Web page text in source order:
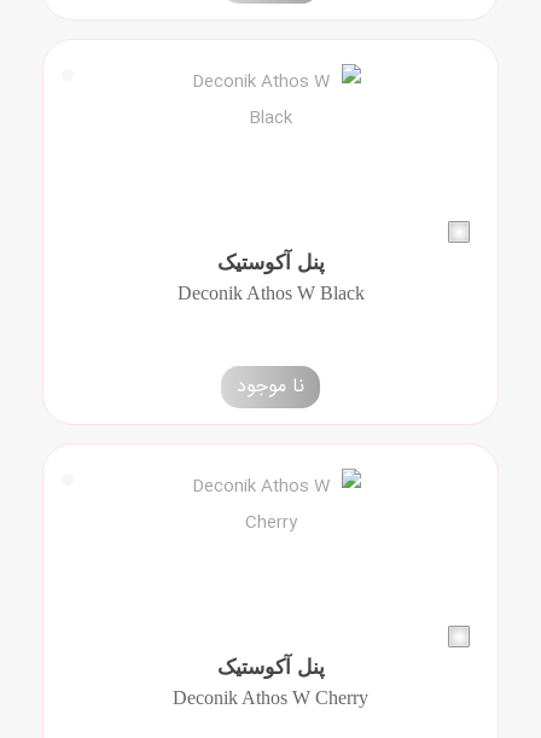
پنل آکوستیک
Deconik Athos W Black
نا موجود
پنل آکوستیک
Deconik Athos W Cherry